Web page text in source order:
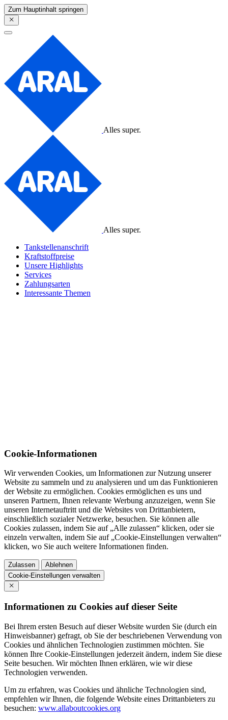
Zum Hauptinhalt springen
Alles super.
Alles super.
Tankstellenanschrift
Kraftstoffpreise
Unsere Highlights
Services
Zahlungsarten
Interessante Themen
Cookie-Informationen
Wir verwenden Cookies, um Informationen zur Nutzung unserer
Website zu sammeln und zu analysieren und um das Funktionieren
der Website zu ermöglichen. Cookies ermöglichen es uns und
unseren Partnern, Ihnen relevante Werbung anzuzeigen, wenn Sie
unseren Internetauftritt und die Websites von Drittanbietern,
einschließlich sozialer Netzwerke, besuchen. Sie können alle
Cookies zulassen, indem Sie auf „Alle zulassen“ klicken, oder sie
einzeln verwalten, indem Sie auf „Cookie-Einstellungen verwalten“
klicken, wo Sie auch weitere Informationen finden.
Zulassen
Ablehnen
Cookie-Einstellungen verwalten
Informationen zu Cookies auf dieser Seite
Bei Ihrem ersten Besuch auf dieser Website wurden Sie (durch ein
Hinweisbanner) gefragt, ob Sie der beschriebenen Verwendung von
Cookies und ähnlichen Technologien zustimmen möchten. Sie
können Ihre Cookie-Einstellungen jederzeit ändern, indem Sie diese
Seite besuchen. Wir möchten Ihnen erklären, wie wir diese
Technologien verwenden.
Um zu erfahren, was Cookies und ähnliche Technologien sind,
empfehlen wir Ihnen, die folgende Website eines Drittanbieters zu
besuchen: www.allaboutcookies.org